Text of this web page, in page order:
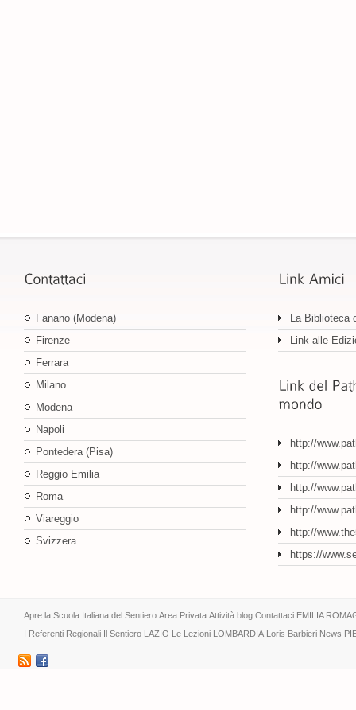
Fanano (Modena)
Firenze
Ferrara
Milano
Modena
Napoli
Pontedera (Pisa)
Reggio Emilia
Roma
Viareggio
Svizzera
La Biblioteca
Link alle
http://
http://
http://
http://
http://
https://
Apre la Scuola Italiana del Sentiero Area Privata Attività blog Contattaci EMILIA
I Referenti Regionali Il Sentiero LAZIO Le Lezioni LOMBARDIA Loris Barbieri News